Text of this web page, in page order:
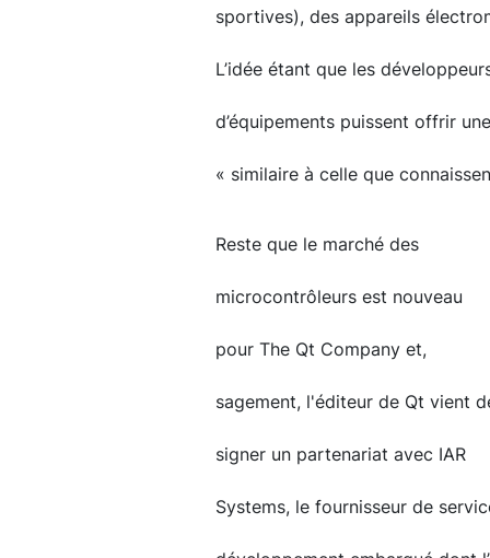
sportives), des appareils
L’idée étant que les
d’équipements puissent offrir
« similaire à celle que
Reste que le marché des
microcontrôleurs est nouveau
pour The Qt Company et,
sagement, l'éditeur de Qt vient
signer un partenariat avec IAR
Systems, le fournisseur de